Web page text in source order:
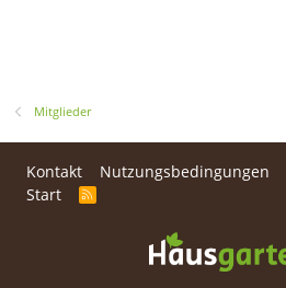
Mitglieder
Kontakt Nutzungsbedingungen
Start
R